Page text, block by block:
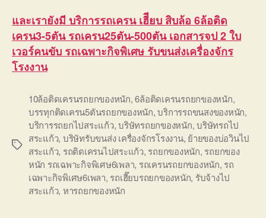
และเรายังมี บริการรถเครน เฮีียบ สิบล้อ 6ล้อติด
เครน3-5ตัน รถเครน25ตัน-500ตัน เอกสารจป 2 ใบ
เวอร์คนขับ รถเฉพาะกิจพิเศษ รับขนส่งเครื่องจักร
โรงงาน
Tags
10ล้อติดเครนรถยกของหนัก,6ล้อติดเครนรถยกของหนัก,
บรรทุกติดเครน5ตันรถยกของหนัก,บริการรถขนสงของหนัก,
บริการรถยกไปสระแก้ว,บริษัทรถยกของหนัก,บริษัทรถไป
สระแก้ว, บริษัทรับขนส่ง เครื่องจักรโรงงาน, ย้ายของบ่อวินไป
สระแก้ว, รถติดเครนไปสระแก้ว, รถยกของหนัก, รถยกของ
หนัก รถเฉพาะกิจพิเศษ6เพลา, รถเครนรถยกของหนัก, รถ
เฉพาะกิจพิเศษ6เพลา, รถเฮี๊ยบรถยกของหนัก, รับจ้างไป
สระแก้ว, หารถยกของหนัก